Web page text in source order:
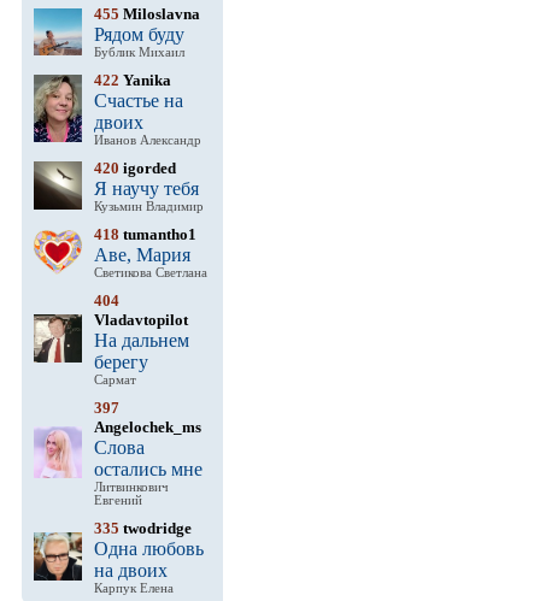
455 Miloslavna
Рядом буду
Бублик Михаил
422 Yanika
Счастье на
двоих
Иванов Александр
420 igorded
Я научу тебя
Кузьмин Владимир
418 tumantho1
Аве, Мария
Светикова Светлана
404
Vladavtopilot
На дальнем
берегу
Сармат
397
Angelochek_ms
Слова
остались мне
Литвинкович
Евгений
335 twodridge
Одна любовь
на двоих
Карпук Елена